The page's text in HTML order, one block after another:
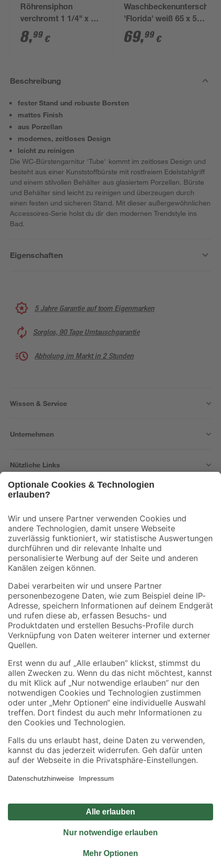
Röhrensiphon
verchromt 1 1/4" x 32
mm
8,99 €
'Florida' weiß 65 x 56
x 33 cm
69,99 €
Beschreibung
fester Stand und robuste Borsten
mattes Finish
aus Porzellan
modernes, zeitloses Design
leicht zu reinigen
Die WC-Bürstengarnitur 'Tube' kommt im zeitloses Design und
besteht aus einer Kunststoffbürste mit rostfreiem Edelstahlgriff
und einem stilvollen Behälter aus glasiertem Porzellan. Bürste
und Behälter sind leicht zu reinigen und überzeugen durch
einen festen und sicheren Stand. Mit dieser außergewöhnlichen
Accessoires-Serie holst du dir den modernen Trendstyle ins
Bad.
Eigenschaften
5 Jahre Garantie auf toom Eigenmarken
Sorglos, 90 Tage Umtauschgarantie
Abholung im Markt in 2 Stunden
Wissen & Service
Unternehmen
Nützliche Links
Der toom Newsletter: Keine Angebote und Aktionen mehr verpassen!
Zur Newsletter Anmeldung
Folge uns
Zahlungsarten Versandarten
Sicher einkaufen
Jetzt die toom-App herunterladen
Alle Preisangaben in EUR inkl. gesetzl. MwSt.. Die dargestellten Angebote sind unter
Umständen nicht in allen Märkten verfügbar. Die angegebenen Verfügbarkeiten beziehen
Produkte nur solange der Vorrat reicht.
*Paketversand ab 59 € versandkostenfrei, gilt nicht für Artikel mit Speditionsversand, hier
Privatsphäre Impressum
Nutzungsbedingungen
Widerrufsrecht
Vertrag widerrufen
© 2026 toom Baumarkt GmbH